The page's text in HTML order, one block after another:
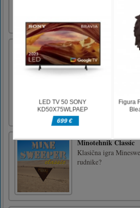
izzivajte v Perfect
kliknite ali [...]
PUBG Gunfight
PUBG Gunfight Pixel
tekme s frekvencami
največ nasprotnikov,
v tekmi. Vso
ključno besedo, kot
in D za desni zavoj [...]
Minotehnik Classic
Klasična igra
rudnike?